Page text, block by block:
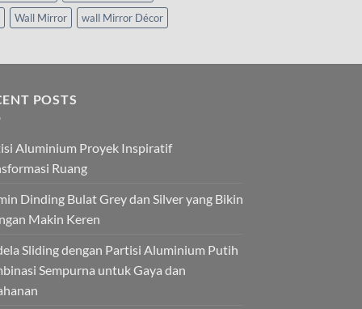
Wall Mirror
wall Mirror Décor
POSTS
Aluminium Proyek Inspiratif
Ruang
Dinding Bulat Grey dan Silver yang Bikin
Makin Keren
Sliding dengan Partisi Aluminium Putih
Sempurna untuk Gaya dan